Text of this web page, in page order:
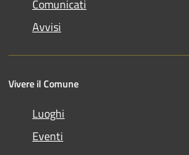
Comunicati
Avvisi
Vivere il Comune
Luoghi
Eventi